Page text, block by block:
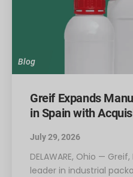
Blog
Greif Expands
in Spain with
July 29, 2026
DELAWARE, Ohio —
leader in industrial